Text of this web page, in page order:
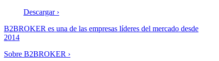
Descargar ›
B2BROKER es una de las empresas líderes del mercado desde
2014
Sobre B2BROKER ›